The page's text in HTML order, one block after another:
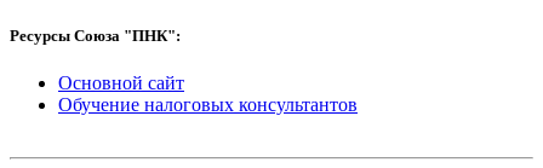
Ресурсы Союза "ПНК":
Основной сайт
Обучение налоговых консультантов